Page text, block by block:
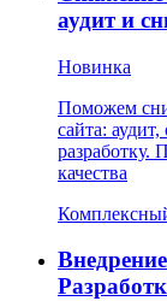
аудит и
Новинка
Поможем
сайта:
разработку.
качества